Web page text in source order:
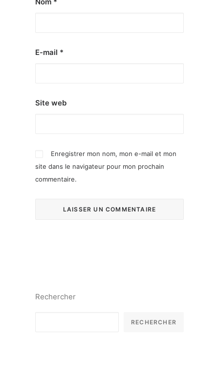
E-mail *
Site web
Enregistrer mon nom, mon e-mail et mon
site dans le navigateur pour mon prochain
commentaire.
Rechercher
RECHERCHER